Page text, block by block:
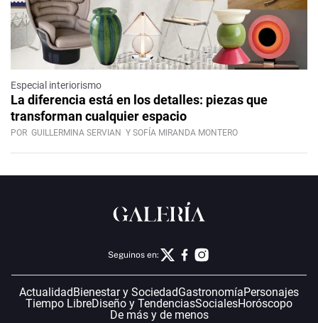
Especial interiorismo
La diferencia está en los detalles: piezas que
transforman cualquier espacio
POR GUILLERMINA SERVIAN Y SOFÍA MIRANDA MONTERO
Seguinos en:
Actualidad Bienestar y SociedadGastronomíaPersonajes
Tiempo LibreDiseño y TendenciasSocialesHoróscopo
De más y de menos